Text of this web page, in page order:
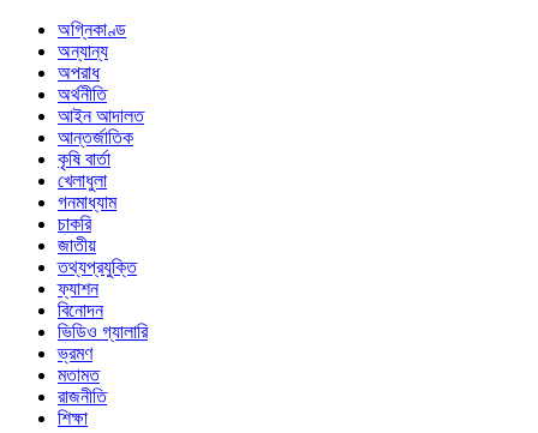
অগ্নিকাণ্ড
অন্যান্য
অপরাধ
অর্থনীতি
আইন আদালত
আন্তর্জাতিক
কৃষি বার্তা
খেলাধুলা
গনমাধ্যাম
চাকরি
জাতীয়
তথ্যপ্রযুক্তি
ফ্যাশন
বিনোদন
ভিডিও গ্যালারি
ভ্রমণ
মতামত
রাজনীতি
শিক্ষা